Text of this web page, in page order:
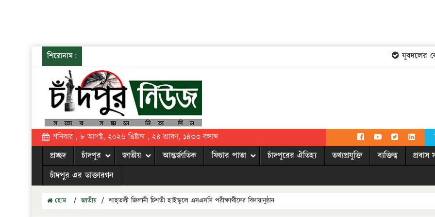
শিরোনাম: যুবদলের
শনিবার , ৮ আগস্ট, ২০২৬ খ্রিষ্টাব্দ , ২৪ শ্রাবণ, ১৪৩৩ বঙ্গাব্দ
প্রচ্ছদ চাঁদপুর জাতীয় আন্তর্জাতিক ফিচার পাতা চাঁদপুরের ঐতিহ্য তথ্যপ্রযুক্তি ব্যক্তিত্ব প্রবাস
চাঁদপুর এর ডাক্তারগন
হোম / জাতীয় / শাহ্তলী জিলানী চিশতী হাইস্কুলে এসএসসি পরীক্ষার্থীদের বিদায়ানুষ্ঠান